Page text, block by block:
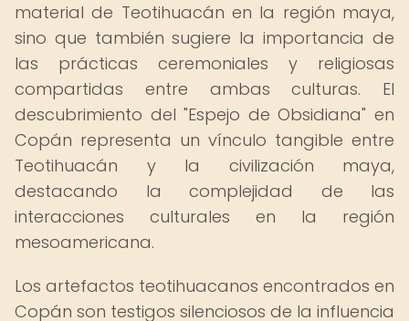
material de Teotihuacán en la región maya,
sino que también sugiere la importancia de
las prácticas ceremoniales y religiosas
compartidas entre ambas culturas. El
descubrimiento del "Espejo de Obsidiana" en
Copán representa un vínculo tangible entre
Teotihuacán y la civilización maya,
destacando la complejidad de las
interacciones culturales en la región
mesoamericana.
Los artefactos teotihuacanos encontrados en
Copán son testigos silenciosos de la influencia